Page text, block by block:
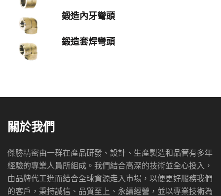
鍛造內牙彎頭
鍛造套焊彎頭
關於我們
傑勝精密由一群在產品研發、設計、生產製造和品管有多年
經驗的專業人員所組成。我們結合高深的技術並全心投入，
由品牌代工進而結合全球資源走入市場，以便更好服務我們
的客戶，秉持誠信、品質至上、永續經營，並以專業技術為